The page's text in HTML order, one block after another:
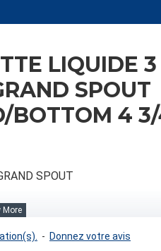
LIQUIDE 3
SPOUT
BOTTOM 4
SPOUT
- Donnez votre avis